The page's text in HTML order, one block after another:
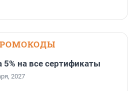
5% на все сертификаты
2027